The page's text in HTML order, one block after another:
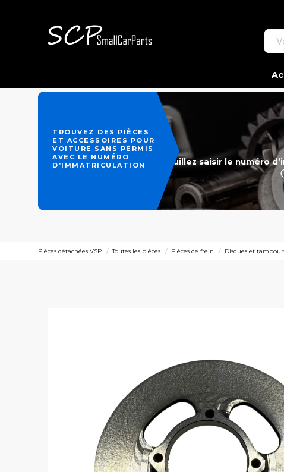
TROUVEZ DES PIÈCES
ET ACCESSOIRES POUR
VOITURE SANS PERMIS
AVEC LE NUMÉRO
D’IMMATRICULATION
Veuillez saisir le numéro
Pièces détachées VSP Toutes les pièces Pièces de frein Disques et